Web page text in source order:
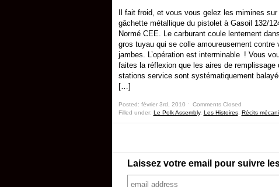
Il fait froid, et vous vous gelez les mimines sur
gâchette métallique du pistolet à Gasoil 132/
Normé CEE. Le carburant coule lentement
gros tuyau qui se colle amoureusement contre
jambes. L’opération est interminable ! Vous
faites la réflexion que les aires de remplissage
stations service sont systématiquement
[…]
Posted: février 3rd, 2010 ˑ Comments Closed
Filled under: Le Polk Assembly, Les Histoires, Récits
Laissez votre email pour suivre